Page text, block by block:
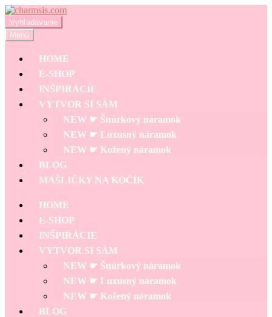
Preskočiť
na
navigáciu
Preskočiť
na
obsah
Hľadať:
Vyhľadávanie
Menu
HOME
E-SHOP
INŠPIRÁCIE
VYTVOR SI SÁM
NEW ☛ Šnúrkový náramok
NEW ☛ Luxusný náramok
NEW ☛ Kožený náramok
BLOG
MAŠLIČKY NA KOČÍK
HOME
E-SHOP
INŠPIRÁCIE
VYTVOR SI SÁM
NEW ☛ Šnúrkový náramok
NEW ☛ Luxusný náramok
NEW ☛ Kožený náramok
BLOG